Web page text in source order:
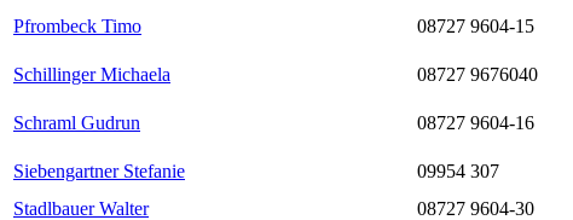
Pfrombeck Timo 08727 9604-15
Schillinger Michaela 08727 9676040
Schraml Gudrun 08727 9604-16
Siebengartner Stefanie 09954 307
Stadlbauer Walter
08727 9604-30